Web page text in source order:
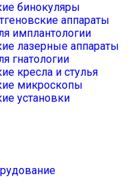
бинокуляры
аппараты
имплантологии
лазерные аппараты
гнатологии
кресла и стулья
микроскопы
установки